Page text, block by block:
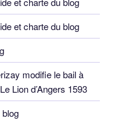
et charte du blog
modifie le bail à
Lion d’Angers 1593